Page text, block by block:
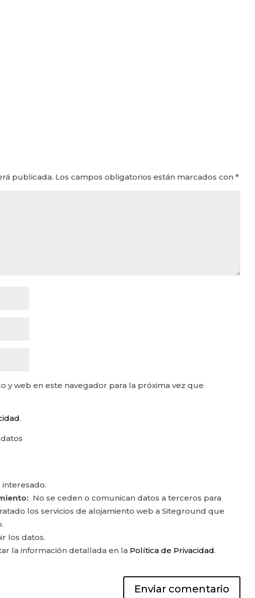
publicada. Los campos obligatorios están marcados con*
y web en este navegador para la próxima vez que
.
No se ceden o comunican datos a terceros para
los servicios de alojamiento web a Siteground que
los datos.
la información detallada en la Política de Privacidad.